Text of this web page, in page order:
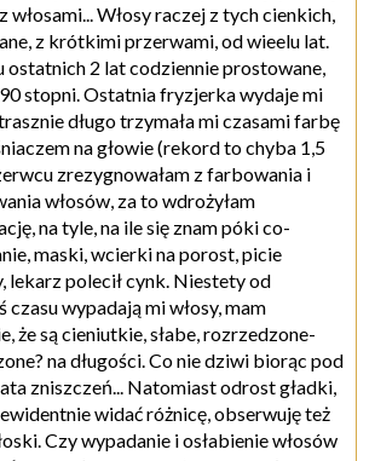
włosami... Włosy raczej z tych cienkich,
z krótkimi przerwami, od wieelu lat.
ostatnich 2 lat codziennie prostowane,
stopni. Ostatnia fryzjerka wydaje mi
długo trzymała mi czasami farbę
na głowie (rekord to chyba 1,5
zrezygnowałam z farbowania i
włosów, za to wdrożyłam
na tyle, na ile się znam póki co-
maski, wcierki na porost, picie
lekarz polecił cynk. Niestety od
czasu wypadają mi włosy, mam
że są cieniutkie, słabe, rozrzedzone-
na długości. Co nie dziwi biorąc pod
zniszczeń... Natomiast odrost gładki,
widać różnicę, obserwuję też
Czy wypadanie i osłabienie włosów